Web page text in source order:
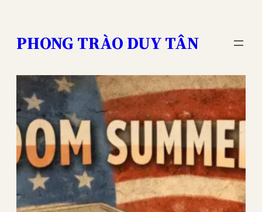
content
PHONG TRÀO DUY TÂN